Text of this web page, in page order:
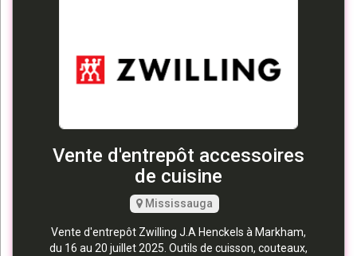
Vente d'entrepôt accessoires
de cuisine
Mississauga
Vente d'entrepôt Zwilling J.A Henckels à Markham,
du 16 au 20 juillet 2025. Outils de cuisson, couteaux,